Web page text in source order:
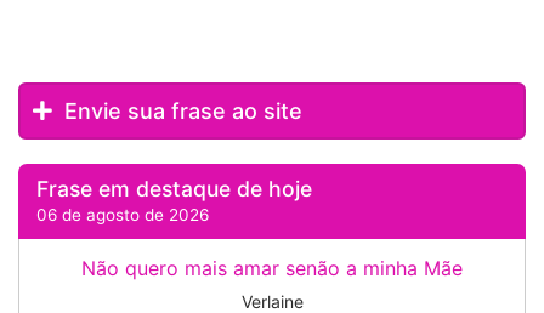
Envie sua frase ao site
Frase em destaque de hoje
06 de agosto de 2026
Não quero mais amar senão a minha Mãe
Verlaine